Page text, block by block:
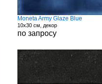
Moneta Army Glaze Blue
10x30 см, декор
по запросу